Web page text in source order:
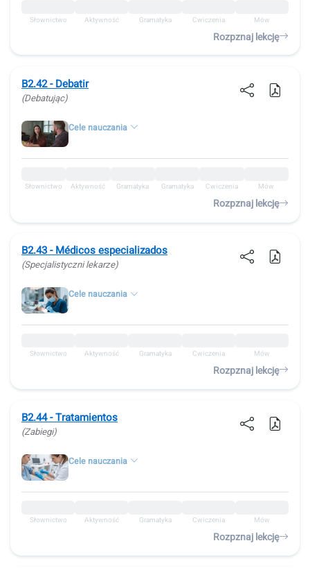
Słownictwo Aktywność Gramatyka Ćwiczenia Mów
Rozpznaj lekcję
B2.42 - Debatir
(Debatując)
Cele nauczania
Słownictwo Aktywność Gramatyka Gramatyka Ćwiczenia Mów
Rozpznaj lekcję
B2.43 - Médicos especializados
(Specjalistyczni lekarze)
Cele nauczania
Słownictwo Aktywność Gramatyka Ćwiczenia Mów
Rozpznaj lekcję
B2.44 - Tratamientos
(Zabiegi)
Cele nauczania
Słownictwo Aktywność Gramatyka Ćwiczenia Mów
Rozpznaj lekcję